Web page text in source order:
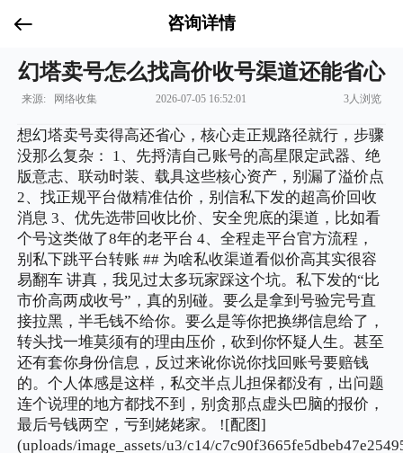
咨询详情
幻塔卖号怎么找高价收号渠道还能省心
来源: 网络收集 2026-07-05 16:52:01 3人浏览
想幻塔卖号卖得高还省心，核心走正规路径就行，步骤
没那么复杂： 1、先捋清自己账号的高星限定武器、绝
版意志、联动时装、载具这些核心资产，别漏了溢价点
2、找正规平台做精准估价，别信私下发的超高价回收
消息 3、优先选带回收比价、安全兜底的渠道，比如看
个号这类做了8年的老平台 4、全程走平台官方流程，
别私下跳平台转账 ## 为啥私收渠道看似价高其实很容
易翻车 讲真，我见过太多玩家踩这个坑。私下发的“比
市价高两成收号”，真的别碰。要么是拿到号验完号直
接拉黑，半毛钱不给你。要么是等你把换绑信息给了，
转头找一堆莫须有的理由压价，砍到你怀疑人生。甚至
还有套你身份信息，反过来讹你说你找回账号要赔钱
的。个人体感是这样，私交半点儿担保都没有，出问题
连个说理的地方都找不到，别贪那点虚头巴脑的报价，
最后号钱两空，亏到姥姥家。 ![配图]
(uploads/image_assets/u3/c14/